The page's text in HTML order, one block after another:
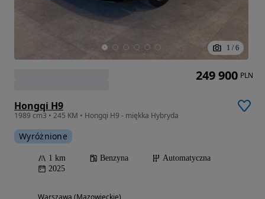
1 / 6
Hongqi H9
1989 cm3 • 245 KM • Hongqi H9 - miękka Hybryda
Wyróżnione
1 km Benzyna
Automatyczna
2025
Warszawa (Mazowieckie)
249 900 PLN